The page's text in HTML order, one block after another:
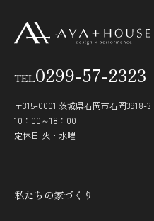
TEL0299-57-2323
〒315-0001 茨城県石岡市石岡3918-3
10：00～18：00
定休日 火・水曜
私たちの家づくり